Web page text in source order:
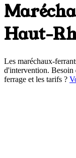
Haut-
Les maréchaux-
d'intervention. Besoin
ferrage et les tarifs ?